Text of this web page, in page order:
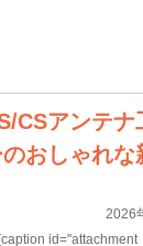
CSアンテナ
おしゃれな
2026